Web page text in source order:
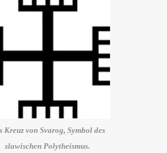
Kreuz von Svarog, Symbol des
slawischen Polytheismus.